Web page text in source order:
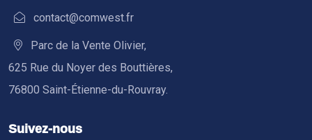
contact@comwest.fr
Parc de la Vente Olivier,
625 Rue du Noyer des Bouttières,
76800 Saint-Étienne-du-Rouvray.
Suivez-nous